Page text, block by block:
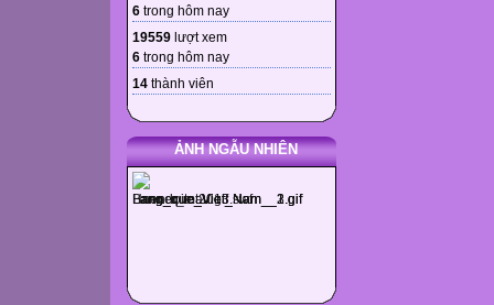
6 trong hôm nay
19559 lượt xem
6 trong hôm nay
14 thành viên
ẢNH NGẪU NHIÊN